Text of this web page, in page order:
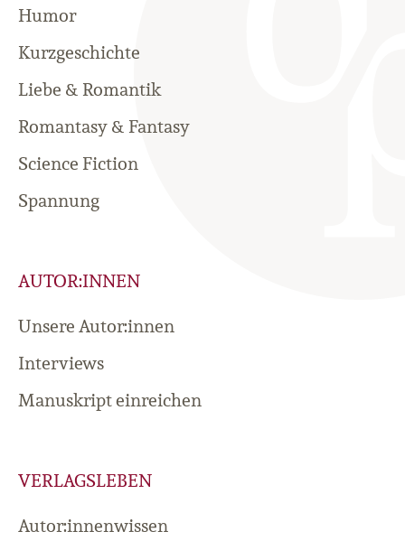
Humor
Kurzgeschichte
Liebe & Romantik
Romantasy & Fantasy
Science Fiction
Spannung
AUTOR:INNEN
Unsere Autor:innen
Interviews
Manuskript einreichen
VERLAGSLEBEN
Autor:innenwissen